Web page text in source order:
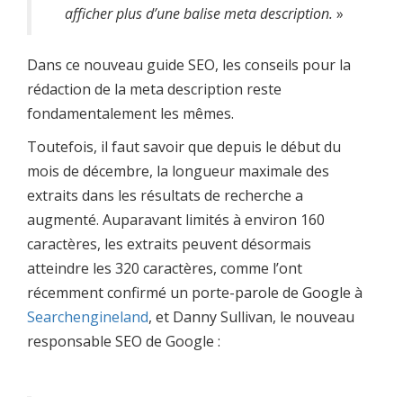
afficher plus d’une balise meta description. »
Dans ce nouveau guide SEO, les conseils pour la
rédaction de la meta description reste
fondamentalement les mêmes.
Toutefois, il faut savoir que depuis le début du
mois de décembre, la longueur maximale des
extraits dans les résultats de recherche a
augmenté. Auparavant limités à environ 160
caractères, les extraits peuvent désormais
atteindre les 320 caractères, comme l’ont
récemment confirmé un porte-parole de Google à
Searchengineland, et Danny Sullivan, le nouveau
responsable SEO de Google :